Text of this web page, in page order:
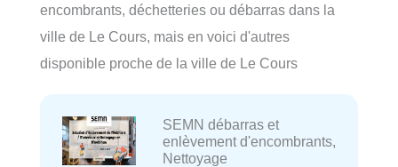
encombrants, déchetteries ou débarras dans la
ville de Le Cours, mais en voici d'autres
disponible proche de la ville de Le Cours
SEMN débarras et
enlèvement d'encombrants,
Nettoyage